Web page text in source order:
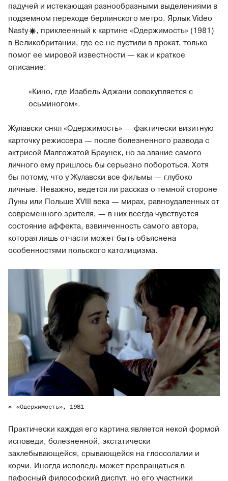
падучей и истекающая разнообразными выделениями в
подземном переходе берлинского метро. Ярлык Video
Nasty
, приклеенный к картине «Одержимость» (1981)
в Великобритании, где ее не пустили в прокат, только
помог ее мировой известности — как и краткое
описание:
«Кино, где Изабель Аджани совокупляется с
осьминогом».
Жулавски снял «Одержимость» — фактически визитную
карточку режиссера — после болезненного развода с
актрисой Малгожатой Браунек, но за звание самого
личного ему пришлось бы серьезно побороться. Хотя
бы потому, что у Жулавски все фильмы — глубоко
личные. Неважно, ведется ли рассказ о темной стороне
Луны или Польше XVIII века — мирах, равноудаленных от
современного зрителя, — в них всегда чувствуется
состояние аффекта, взвинченность самого автора,
которая лишь отчасти может быть объяснена
особенностями польского католицизма.
«Одержимость», 1981
Практически каждая его картина является некой формой
исповеди, болезненной, экстатически
захлебывающейся, срывающейся на глоссолалии и
корчи. Иногда исповедь может превращаться в
пафосный философский диспут, но его участники